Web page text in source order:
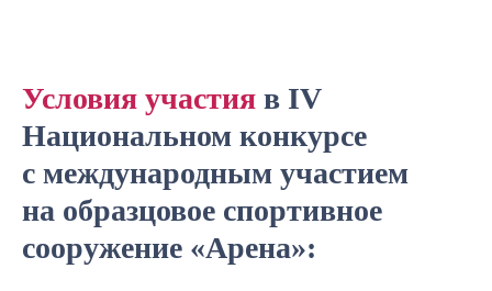
Зарегистрироваться на церемонию
награждения
Условия участия в IV
Национальном конкурсе
с международным участием
на образцовое спортивное
сооружение «Арена»: